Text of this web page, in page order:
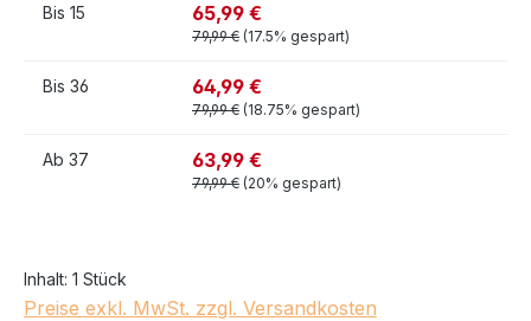
Bis 15 65,99 €
79,99 € (17.5% gespart)
Bis 36 64,99 €
79,99 € (18.75% gespart)
Ab 37 63,99 €
79,99 € (20% gespart)
Inhalt: 1 Stück
Preise exkl. MwSt. zzgl. Versandkosten